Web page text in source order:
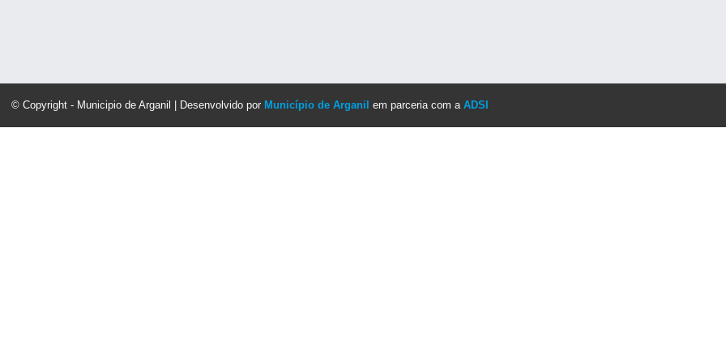
© Copyright - Municipio de Arganil | Desenvolvido por Município de Arganil em parceria com a ADSI